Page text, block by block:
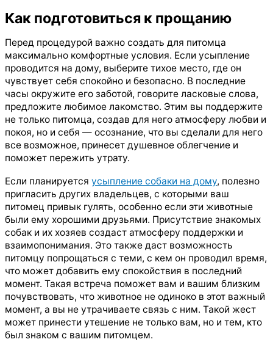
Как подготовиться к прощанию
Перед процедурой важно создать для питомца
максимально комфортные условия. Если усыпление
проводится на дому, выберите тихое место, где он
чувствует себя спокойно и безопасно. В последние
часы окружите его заботой, говорите ласковые слова,
предложите любимое лакомство. Этим вы поддержите
не только питомца, создав для него атмосферу любви и
покоя, но и себя — осознание, что вы сделали для него
все возможное, принесет душевное облегчение и
поможет пережить утрату.
Если планируется усыпление собаки на дому, полезно
пригласить других владельцев, с которыми ваш
питомец привык гулять, особенно если эти животные
были ему хорошими друзьями. Присутствие знакомых
собак и их хозяев создаст атмосферу поддержки и
взаимопонимания. Это также даст возможность
питомцу попрощаться с теми, с кем он проводил время,
что может добавить ему спокойствия в последний
момент. Такая встреча поможет вам и вашим близким
почувствовать, что животное не одиноко в этот важный
момент, а вы не утрачиваете связь с ним. Такой жест
может принести утешение не только вам, но и тем, кто
был знаком с вашим питомцем.